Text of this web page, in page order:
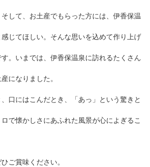
して、お土産でもらった方には、伊香保温
じてほしい。そんな思いを込めて作り上げ
。いまでは、伊香保温泉に訪れるたくさん
になりました。
口にはこんだとき、「あっ」という驚きと
で懐かしさにあふれた風景が心によぎるこ
ご賞味ください。